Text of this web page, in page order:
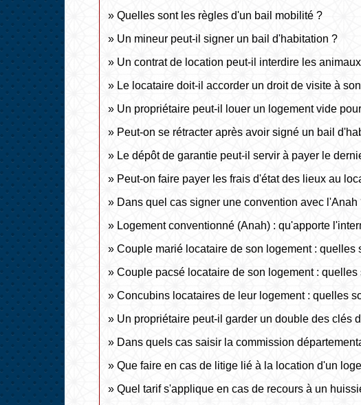
Quelles sont les règles d'un bail mobilité ?
Un mineur peut-il signer un bail d'habitation ?
Un contrat de location peut-il interdire les
Le locataire doit-il accorder un droit de visite à
Un propriétaire peut-il louer un logement vide
Peut-on se rétracter après avoir signé un bail
Le dépôt de garantie peut-il servir à payer le
Peut-on faire payer les frais d'état des lieux au
Dans quel cas signer une convention avec l'Anah
Logement conventionné (Anah) : qu'apporte
Couple marié locataire de son logement : quelles
Couple pacsé locataire de son logement : quelles
Concubins locataires de leur logement : quelles
Un propriétaire peut-il garder un double des clés
Dans quels cas saisir la commission
Que faire en cas de litige lié à la location d'un
Quel tarif s'applique en cas de recours à un